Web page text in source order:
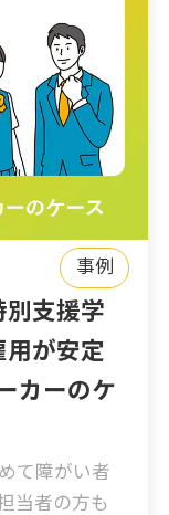
別支援学
用が安定
カーのケ
て障がい者
当者の方も
事例